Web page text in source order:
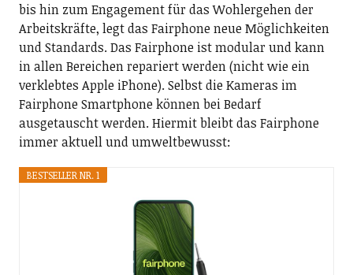
bis hin zum Engagement für das Wohlergehen der
Arbeitskräfte, legt das Fairphone neue Möglichkeiten
und Standards. Das Fairphone ist modular und kann
in allen Bereichen repariert werden (nicht wie ein
verklebtes Apple iPhone). Selbst die Kameras im
Fairphone Smartphone können bei Bedarf
ausgetauscht werden. Hiermit bleibt das Fairphone
immer aktuell und umweltbewusst:
BESTSELLER NR. 1